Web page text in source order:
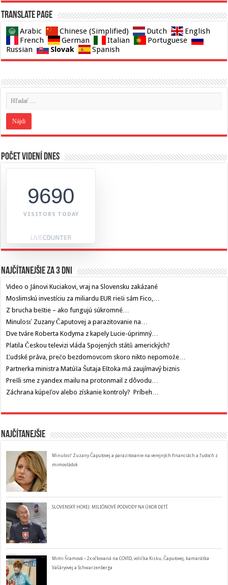
Translate page
Arabic Chinese (Simplified) Dutch
English
French
German Italian
Portuguese
Russian
Slovak Spanish
Počet videní dnes
9690
VISITORS TODAY
Najčítanejšie za 3 dni
Video o Jánovi Kuciakovi, vraj na Slovensku zakázané
Moslimskú investíciu za miliardu EUR rieši sám Fico,…
Z brucha beštie – ako fungujú súkromné…
Minulosť Zuzany Čaputovej a parazitovanie na…
Dve tváre Roberta Kodyma z kapely Lucie-úprimný…
Platila Českou televizi vláda Spojených států amerických?
Ľudské práva, prečo bezdomovcom skoro nikto nepomože…
Partnerka ministra Matúša Šutaja Eštoka má zaujímavý biznis
Prešli sme z yandex mailu na protonmail z dôvodu…
Záchrana kúpeľov alebo získanie kontroly? Príbeh…
Najčítanejšie
Minulosť Zuzany Čaputovej a parazitovanie na verejných financiách a ľudoch z
mimovládok
SLOVENSKÝ HOKEJ: MILIÓNOVÉ PODVODY NA ÚKOR DETÍ
Mimi Šramová – 2x očkovaná na COVID, volička Kisku, Čaputovej, kamarátka
Vašáryovej a Schwarzenberga